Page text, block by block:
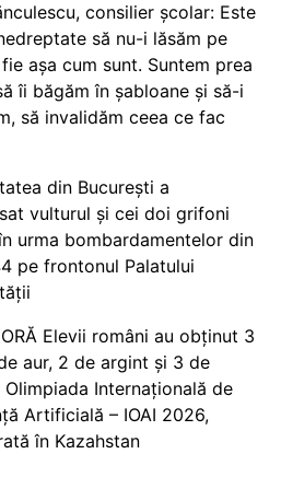
consilier școlar: Este
să nu-i lăsăm pe
așa cum sunt. Suntem prea
îi băgăm în șabloane și să-i
să invalidăm ceea ce fac
din București a
vulturul și cei doi grifoni
urma bombardamentelor din
pe frontonul Palatului
Elevii români au obținut 3
aur, 2 de argint și 3 de
Internațională de
Artificială – IOAI 2026,
în Kazahstan